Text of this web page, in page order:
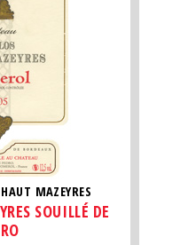
MAZEYRES
SOUILLÉ DE